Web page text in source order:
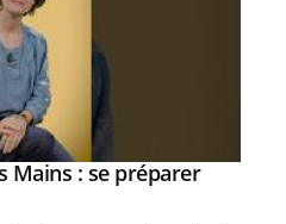
Mains : se préparer